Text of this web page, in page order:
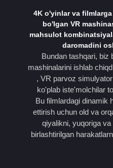
4K o'yinlar va
bo'lgan VR
mahsulot
daromadini
Bundan tashqari, biz
mashinalarini ishlab
, VR parvoz
ko'plab iste'molchilar
Bu filmlardagi dinamik
ettirish uchun old va
qiyalikni, yuqoriga
birlashtirilgan